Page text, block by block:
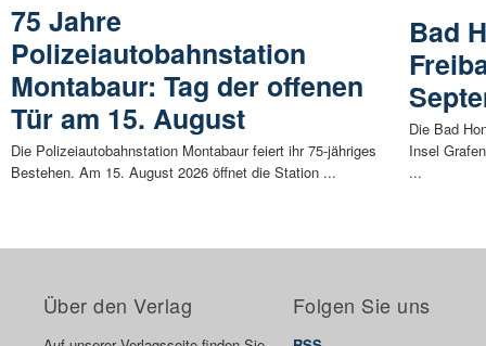
75 Jahre
Polizeiautobahnstation
Montabaur: Tag der offenen
Tür am 15. August
Die Polizeiautobahnstation Montabaur feiert ihr 75-jähriges
Bestehen. Am 15. August 2026 öffnet die Station ...
Bad
Die Bad
Insel
...
Über den Verlag Folgen Sie uns